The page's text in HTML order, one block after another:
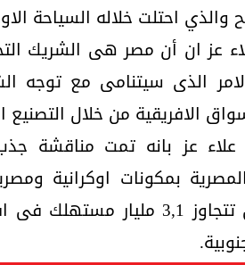
احتلت خلاله السياحة
عز ان أن مصر هى الشريك
الذى سيتنامى مع توجه
الافريقية من خلال التصنيع
عز بانه تمت مناقشة جذب
بمكونات اوكرانية
الحرة التى تتجاوز 3,1